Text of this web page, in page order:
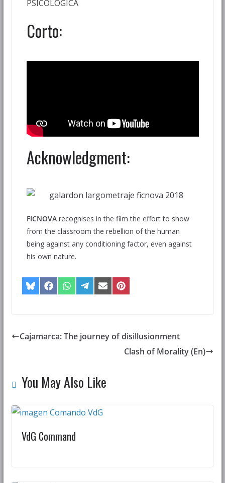
PSICOLÓGICA
Corto:
Acknowledgment:
FICNOVArecognises in the film the effort to show
from the classroom the rebellion of the human
being against any conditioning factor, even against
his own nature.
Cajamarca: The journey of disillusionment
Clash of Morality (En)
You May Also Like
VdG Command